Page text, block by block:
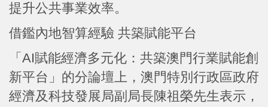
提升公共事業效率。
借鑑內地智算經驗 共築賦能平台
「AI賦能經濟多元化：共築澳門行業賦能創
新平台」的分論壇上，澳門特別行政區政府
經濟及科技發展局副局長陳祖榮先生表示，